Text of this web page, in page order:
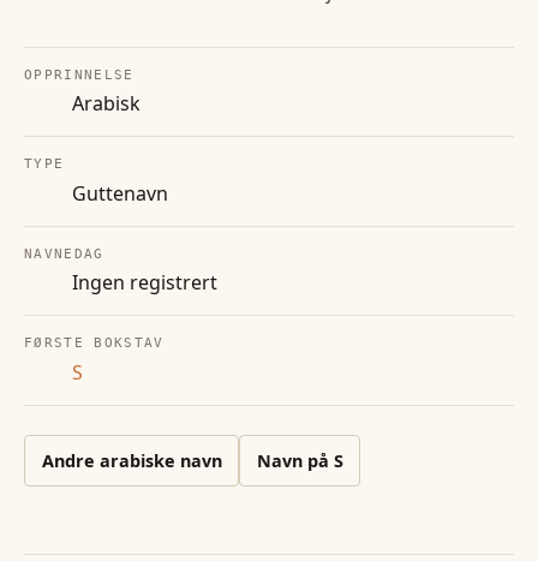
OPPRINNELSE
Arabisk
TYPE
Guttenavn
NAVNEDAG
Ingen registrert
FØRSTE BOKSTAV
S
Andre arabiske navn Navn på S